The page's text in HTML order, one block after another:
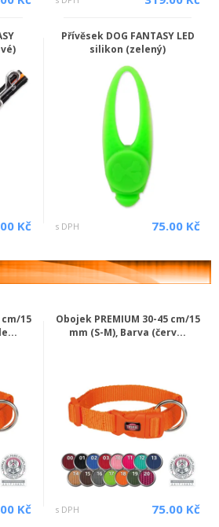
Kč
Přívěsek DOG FANTASY LED
silikon (zelený)
s DPH 75.00 Kč
cm/15
Kč
Obojek PREMIUM 30-45 cm/15
mm (S-M), Barva (červ...
s DPH 75.00 Kč